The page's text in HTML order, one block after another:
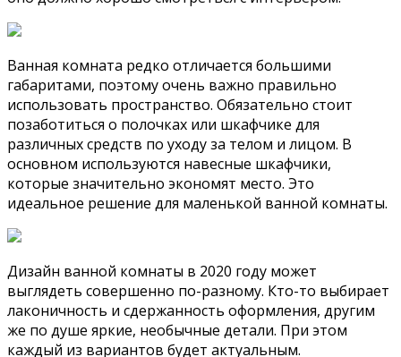
Ванная комната редко отличается большими
габаритами, поэтому очень важно правильно
использовать пространство. Обязательно стоит
позаботиться о полочках или шкафчике для
различных средств по уходу за телом и лицом. В
основном используются навесные шкафчики,
которые значительно экономят место. Это
идеальное решение для маленькой ванной комнаты.
Дизайн ванной комнаты в 2020 году может
выглядеть совершенно по-разному. Кто-то выбирает
лаконичность и сдержанность оформления, другим
же по душе яркие, необычные детали. При этом
каждый из вариантов будет актуальным.